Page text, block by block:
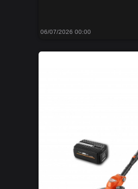
06/07/2026 00:00